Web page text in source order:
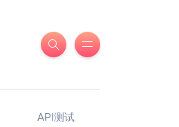
API测试